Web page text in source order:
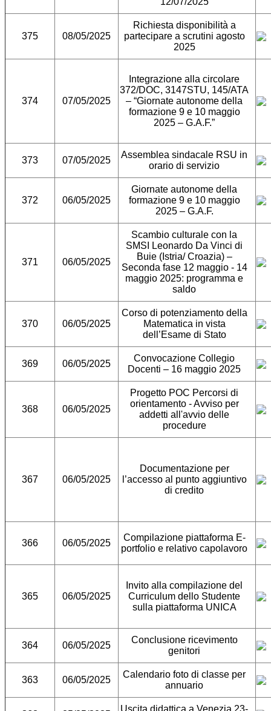
375 08/05/2025
Richiesta disponibilità a
partecipare a scrutini agosto
2025
374 07/05/2025
Integrazione alla circolare
372/DOC, 3147STU, 145/ATA
– “Giornate autonome della
formazione 9 e 10 maggio
2025 – G.A.F.”
373 07/05/2025
Assemblea sindacale RSU in
orario di servizio
372 06/05/2025
Giornate autonome della
formazione 9 e 10 maggio
2025 – G.A.F.
371 06/05/2025
Scambio culturale con la
SMSI Leonardo Da Vinci di
Buie (Istria/ Croazia) –
Seconda fase 12 maggio - 14
maggio 2025: programma e
saldo
370 06/05/2025
Corso di potenziamento della
Matematica in vista
dell’Esame di Stato
369 06/05/2025
Convocazione Collegio
Docenti – 16 maggio 2025
368 06/05/2025
Progetto POC Percorsi di
orientamento - Avviso per
addetti all'avvio delle
procedure
367 06/05/2025
Documentazione per
l’accesso al punto aggiuntivo
di credito
366 06/05/2025
Compilazione piattaforma E-
portfolio e relativo capolavoro
365 06/05/2025
Invito alla compilazione del
Curriculum dello Studente
sulla piattaforma UNICA
364 06/05/2025
Conclusione ricevimento
genitori
363 06/05/2025
Calendario foto di classe per
annuario